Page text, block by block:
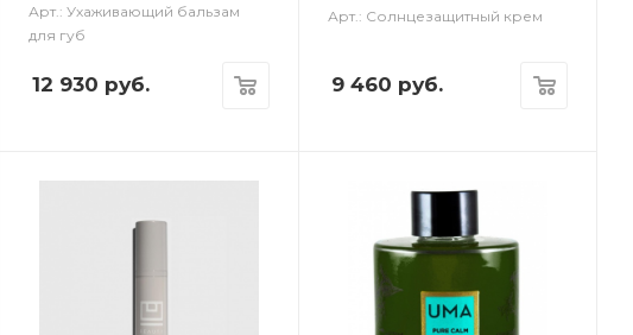
Арт.: Ухаживающий бальзам
для губ
12 930 руб.
Арт.: Солнцезащитный крем
9 460 руб.